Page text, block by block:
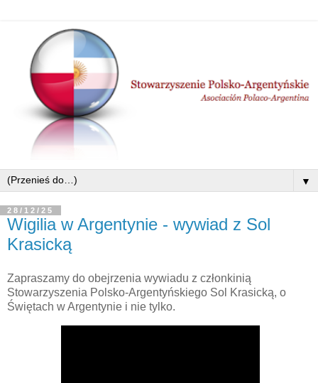
▼
28/12/25
Wigilia w Argentynie - wywiad z Sol
Krasicką
Zapraszamy do obejrzenia wywiadu z członkinią
Stowarzyszenia Polsko-Argentyńskiego Sol Krasicką, o
Świętach w Argentynie i nie tylko.